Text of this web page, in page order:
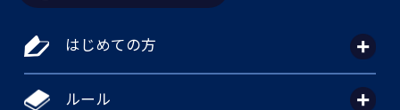
はじめての方
ルール